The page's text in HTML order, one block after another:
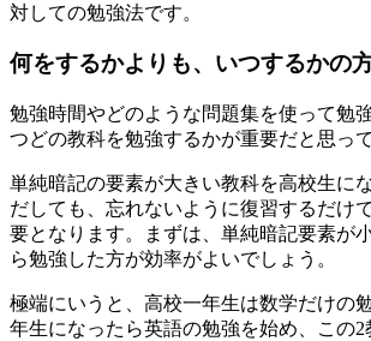
対しての勉強法です。
何をするかよりも、いつするかの
勉強時間やどのような問題集を使って勉
つどの教科を勉強するかが重要だと思っ
単純暗記の要素が大きい教科を高校生に
だしても、忘れないように復習するだけ
要となります。
まずは、単純暗記要素が
ら勉強した方が効率がよいでしょう。
極端にいうと、 高校一年生は数学だけの
年生になったら英語の勉強を始め、この2